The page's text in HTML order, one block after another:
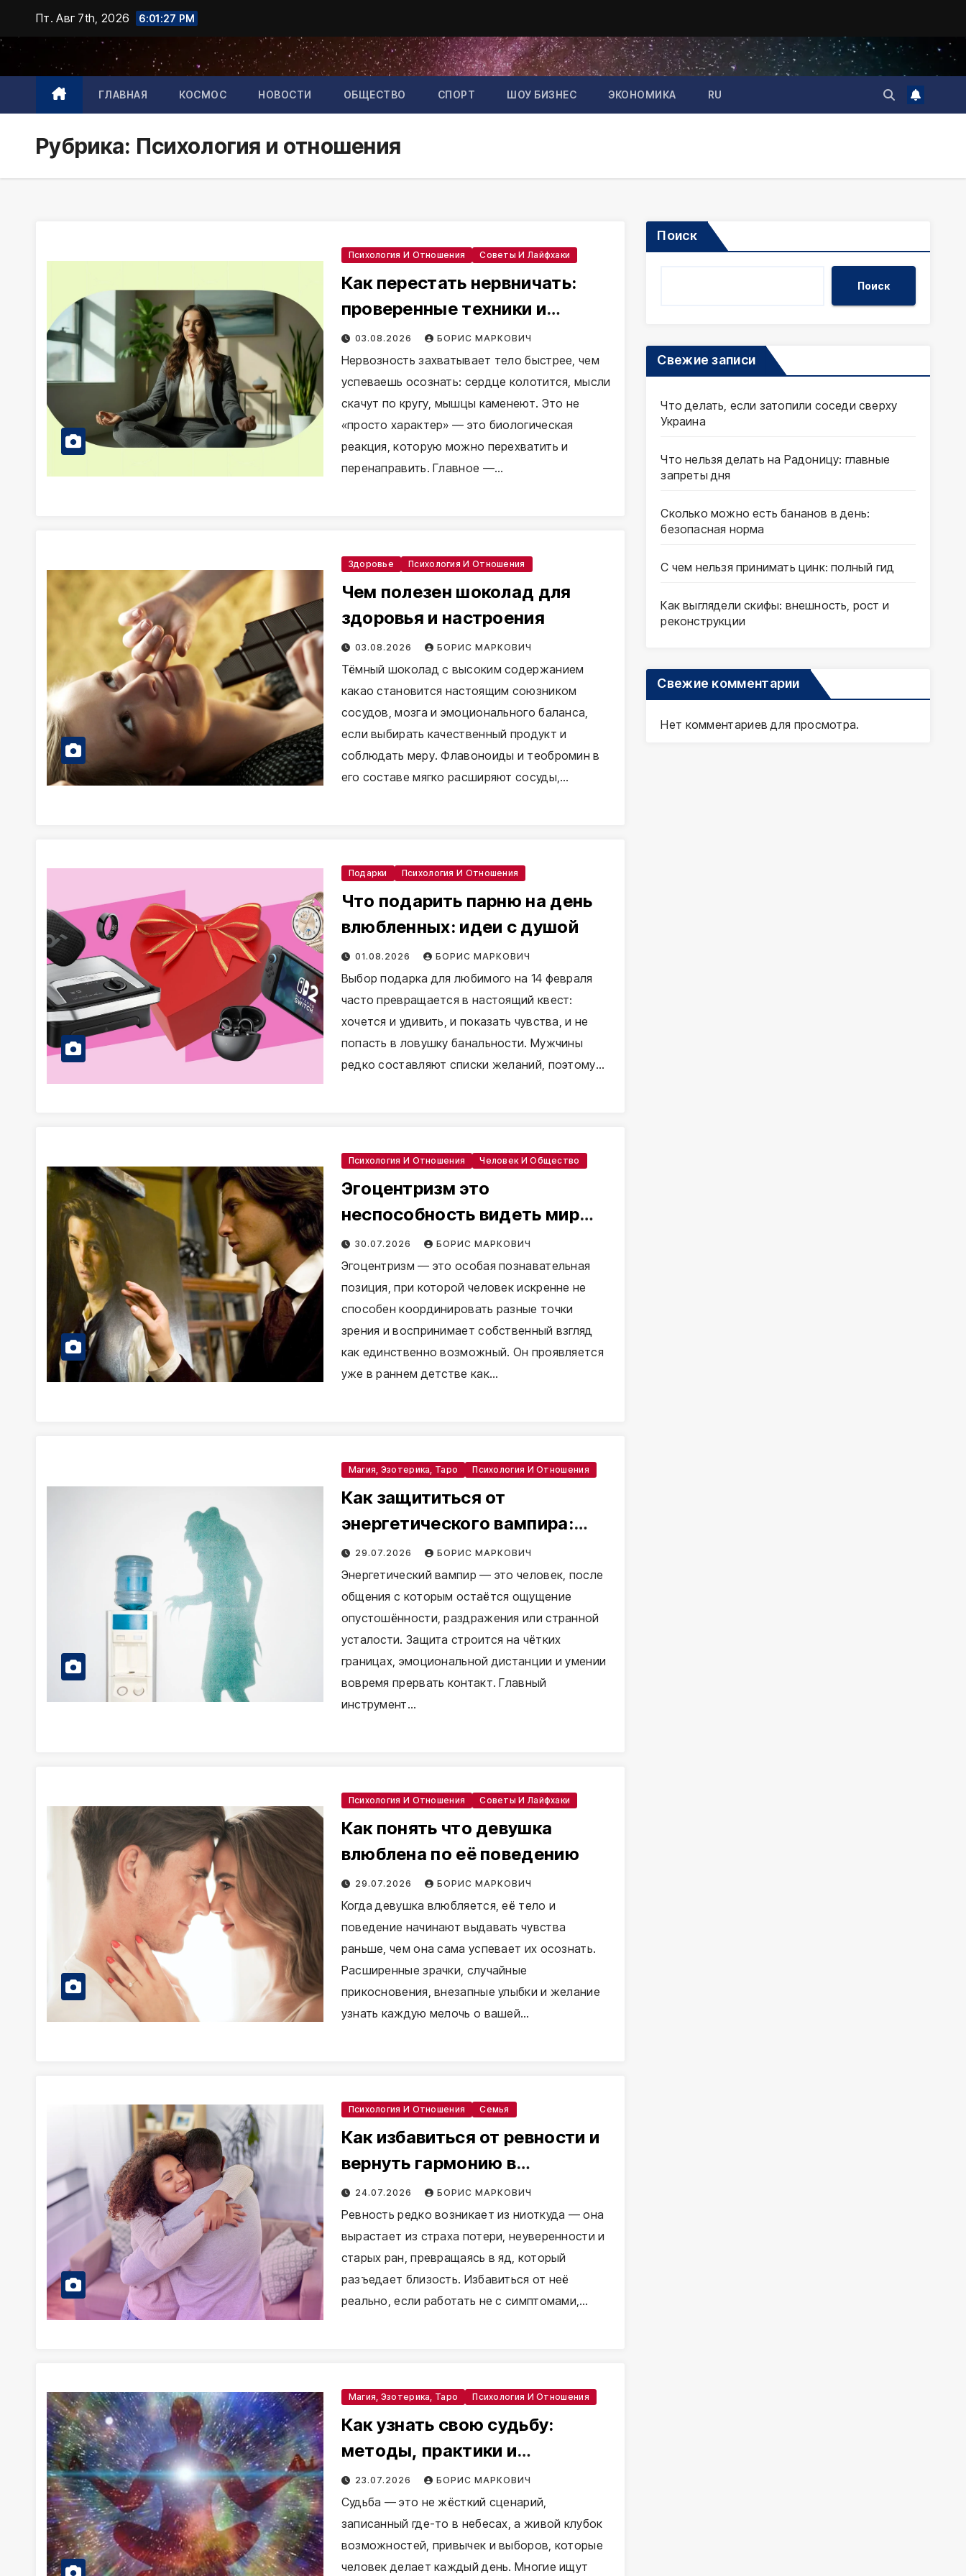
Промотать
содержимому
Пт. Авг 7th, 2026 6:01:29 PM
ГЛАВНАЯ КОСМОС НОВОСТИ ОБЩЕСТВО СПОРТ ШОУ БИЗНЕС ЭКОНОМИКА RU
Рубрика: Психология и отношения
Психология И Отношения Советы И Лайфхаки
Как перестать нервничать:
проверенные техники и
привычки
03.08.2026 БОРИС МАРКОВИЧ
Нервозность захватывает тело быстрее, чем
успеваешь осознать: сердце колотится, мысли
скачут по кругу, мышцы каменеют. Это не
«просто характер» — это биологическая
реакция, которую можно перехватить и
перенаправить. Главное —…
Здоровье Психология И Отношения
Чем полезен шоколад для
здоровья и настроения
03.08.2026 БОРИС МАРКОВИЧ
Тёмный шоколад с высоким содержанием
какао становится настоящим союзником
сосудов, мозга и эмоционального баланса,
если выбирать качественный продукт и
соблюдать меру. Флавоноиды и теобромин в
его составе мягко расширяют сосуды,…
Подарки Психология И Отношения
Что подарить парню на день
влюбленных: идеи с душой
01.08.2026 БОРИС МАРКОВИЧ
Выбор подарка для любимого на 14 февраля
часто превращается в настоящий квест:
хочется и удивить, и показать чувства, и не
попасть в ловушку банальности. Мужчины
редко составляют списки желаний, поэтому…
Психология И Отношения Человек И Общество
Эгоцентризм это
неспособность видеть мир
глазами другого
30.07.2026 БОРИС МАРКОВИЧ
Эгоцентризм — это особая познавательная
позиция, при которой человек искренне не
способен координировать разные точки
зрения и воспринимает собственный взгляд
как единственно возможный. Он проявляется
уже в раннем детстве как…
Магия, Эзотерика, Таро Психология И Отношения
Как защититься от
энергетического вампира:
практические методы
сохранения сил
29.07.2026 БОРИС МАРКОВИЧ
Энергетический вампир — это человек, после
общения с которым остаётся ощущение
опустошённости, раздражения или странной
усталости. Защита строится на чётких
границах, эмоциональной дистанции и умении
вовремя прервать контакт. Главный
инструмент…
Психология И Отношения Советы И Лайфхаки
Как понять что девушка
влюблена по её поведению
29.07.2026 БОРИС МАРКОВИЧ
Когда девушка влюбляется, её тело и
поведение начинают выдавать чувства
раньше, чем она сама успевает их осознать.
Расширенные зрачки, случайные
прикосновения, внезапные улыбки и желание
узнать каждую мелочь о вашей…
Психология И Отношения Семья
Как избавиться от ревности и
вернуть гармонию в
отношения
24.07.2026 БОРИС МАРКОВИЧ
Ревность редко возникает из ниоткуда — она
вырастает из страха потери, неуверенности и
старых ран, превращаясь в яд, который
разъедает близость. Избавиться от неё
реально, если работать не с симптомами,…
Магия, Эзотерика, Таро Психология И Отношения
Как узнать свою судьбу:
методы, практики и
самопознание
23.07.2026 БОРИС МАРКОВИЧ
Судьба — это не жёсткий сценарий,
записанный где-то в небесах, а живой клубок
возможностей, привычек и выборов, которые
человек делает каждый день. Многие ищут
Поиск
Поиск
Свежие записи
Что делать, если затопили соседи сверху
Украина
Что нельзя делать на Радоницу: главные
запреты дня
Сколько можно есть бананов в день:
безопасная норма
С чем нельзя принимать цинк: полный гид
Как выглядели скифы: внешность, рост и
реконструкции
Свежие комментарии
Нет комментариев для просмотра.